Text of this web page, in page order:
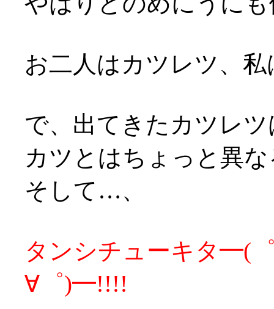
お二人はカツレツ、
で、出てきたカツレ
カツとはちょっと異
そして…、
タンシチューキタ━(
∀゜)━!!!!